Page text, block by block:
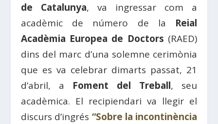
de Catalunya, va ingressar com a
acadèmic de número de la Reial
Acadèmia Europea de Doctors (RAED)
dins del marc d’una solemne cerimònia
que es va celebrar dimarts passat, 21
d’abril, a Foment del Treball, seu
acadèmica. El recipiendari va llegir el
discurs d’ingrés “Sobre la incontinència